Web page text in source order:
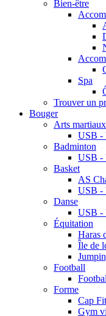
Bien-être
Spa
Trouver un
Bouger
Arts martiaux
USB -
Badminton
USB -
Basket
AS
USB -
Danse
USB -
Équitation
Haras
Île de
Football
Forme
Cap
Gym